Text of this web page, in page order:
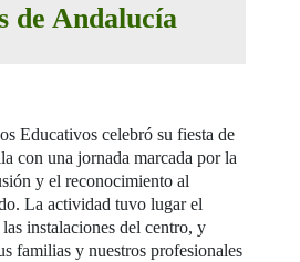
de Andalucía
Educativos celebró su fiesta de
con una jornada marcada por la
y el reconocimiento al
La actividad tuvo lugar el
instalaciones del centro, y
familias y nuestros profesionales